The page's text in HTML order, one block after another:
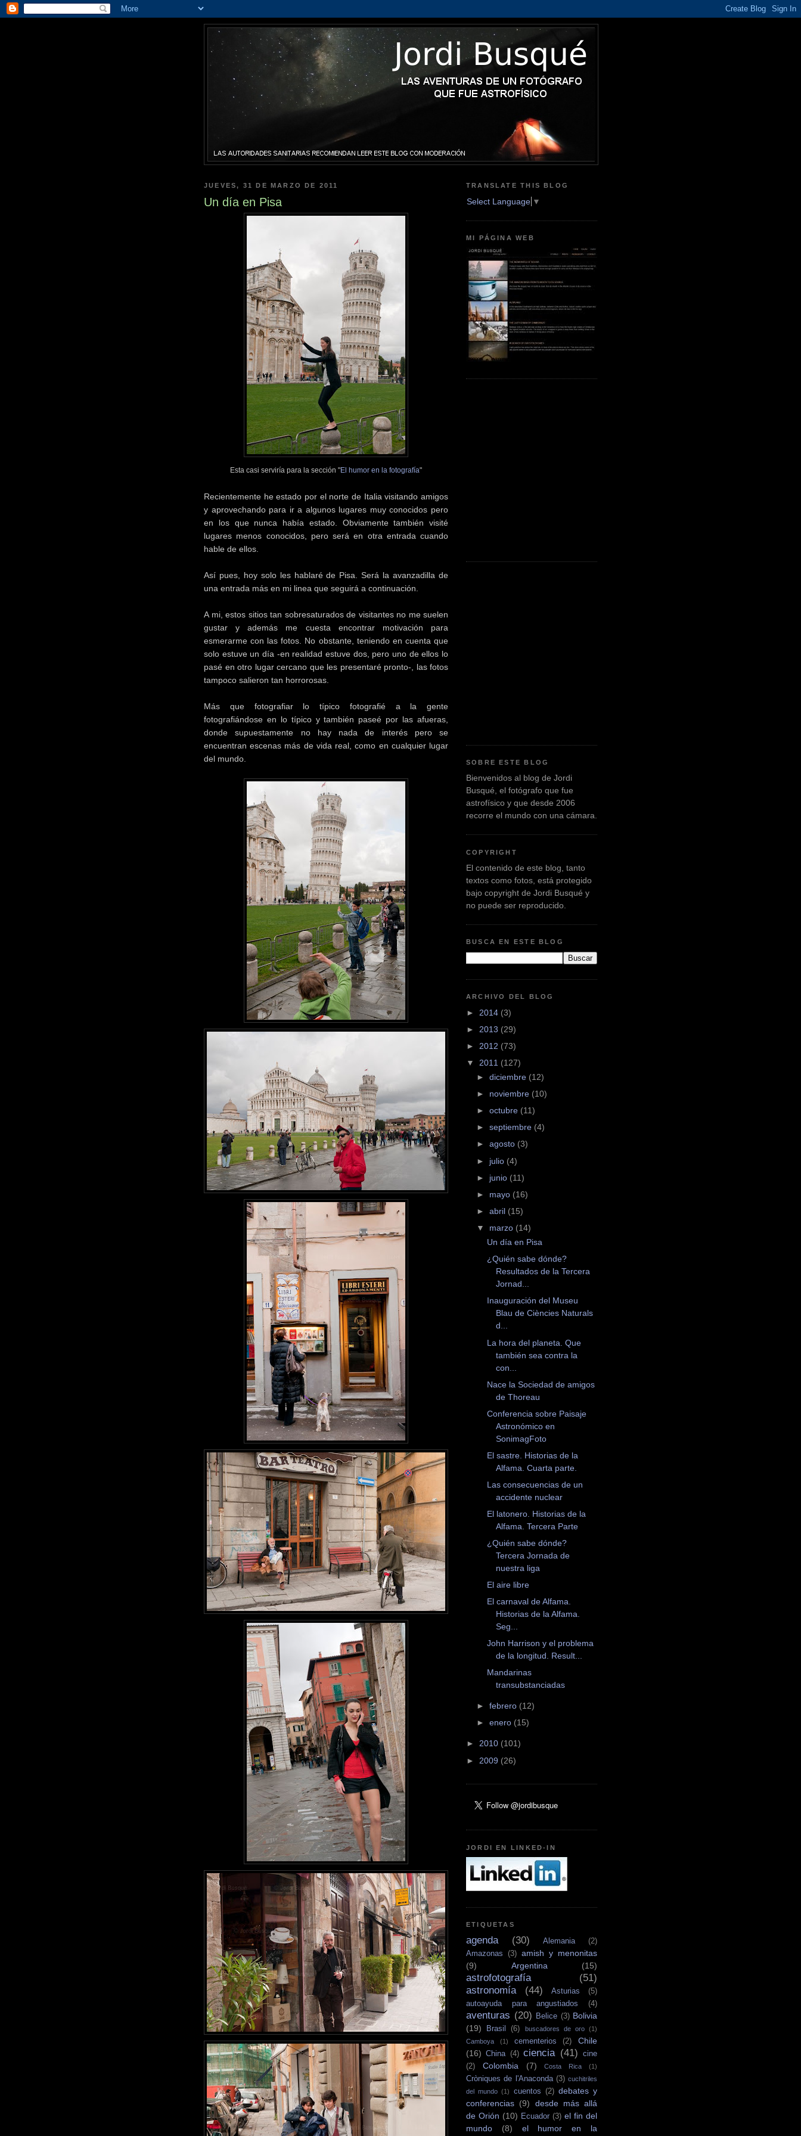
JUEVES, 31 DE MARZO DE 2011
Un día en Pisa
Esta casi serviría para la sección "El humor en la fotografía"
Recientemente he estado por el norte de Italia visitando amigos
y aprovechando para ir a algunos lugares muy conocidos pero
en los que nunca había estado. Obviamente también visité
lugares menos conocidos, pero será en otra entrada cuando
hable de ellos.
Así pues, hoy solo les hablaré de Pisa. Será la avanzadilla de
una entrada más en mi linea que seguirá a continuación.
A mi, estos sitios tan sobresaturados de visitantes no me suelen
gustar y además me cuesta encontrar motivación para
esmerarme con las fotos. No obstante, teniendo en cuenta que
solo estuve un día -en realidad estuve dos, pero uno de ellos lo
pasé en otro lugar cercano que les presentaré pronto-, las fotos
tampoco salieron tan horrorosas.
Más que fotografiar lo típico fotografié a la gente
fotografiándose en lo típico y también paseé por las afueras,
donde supuestamente no hay nada de interés pero se
encuentran escenas más de vida real, como en cualquier lugar
del mundo.
TRANSLATE THIS BLOG
Select Language ▼
MI PÁGINA WEB
SOBRE ESTE BLOG
Bienvenidos al blog de Jordi
Busqué, el fotógrafo que fue
astrofísico y que desde 2006
recorre el mundo con una cámara.
COPYRIGHT
El contenido de este blog, tanto
textos como fotos, está protegido
bajo copyright de Jordi Busqué y
no puede ser reproducido.
BUSCA EN ESTE BLOG
ARCHIVO DEL BLOG
► 2014 (3)
► 2013 (29)
► 2012 (73)
▼ 2011 (127)
► diciembre (12)
► noviembre (10)
► octubre (11)
► septiembre (4)
► agosto (3)
► julio (4)
► junio (11)
► mayo (16)
► abril (15)
▼ marzo (14)
Un día en Pisa
¿Quién sabe dónde?
Resultados de la Tercera
Jornad...
Inauguración del Museu
Blau de Ciències Naturals
d...
La hora del planeta. Que
también sea contra la
con...
Nace la Sociedad de amigos
de Thoreau
Conferencia sobre Paisaje
Astronómico en
SonimagFoto
El sastre. Historias de la
Alfama. Cuarta parte.
Las consecuencias de un
accidente nuclear
El latonero. Historias de la
Alfama. Tercera Parte
¿Quién sabe dónde?
Tercera Jornada de
nuestra liga
El aire libre
El carnaval de Alfama.
Historias de la Alfama.
Seg...
John Harrison y el problema
de la longitud. Result...
Mandarinas
transubstanciadas
► febrero (12)
► enero (15)
► 2010 (101)
► 2009 (26)
JORDI EN LINKED-IN
ETIQUETAS
agenda (30) Alemania
(2)
Amazonas
(3) amish y menonitas
(9)
Argentina (15)
astrofotografía
(51)
astronomía
(44) Asturias
(5)
autoayuda para angustiados
(4)
aventuras (20) Belice (3) Bolivia
(19)
Brasil (6) buscadores de oro (1)
Camboya
(1) cementerios (2)
Chile
(16) China (4) ciencia (41)
cine
(2)
Colombia (7) Costa Rica (1)
Cròniques de l'Anaconda (3) cuchitriles
del mundo (1) cuentos (2) debates y
conferencias (9)
desde más allá
de Orión (10) Ecuador (3) el fin del
mundo
(8)
el humor en la